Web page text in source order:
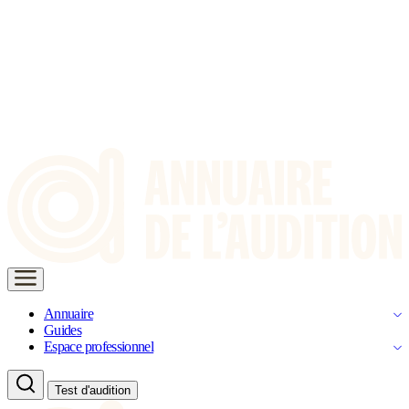
Annuaire
Guides
Espace professionnel
Test d'audition